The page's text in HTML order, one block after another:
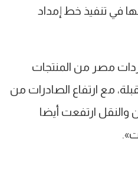
في تنفيذ خط إمداد
مصر من المنتجات
6 أشهر المقبلة، مع ارتفاع الصادرات من
والنقل ارتفعت أيضا